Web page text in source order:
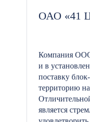
ОАО «41
Компания ООО
и в
поставку
территорию
является